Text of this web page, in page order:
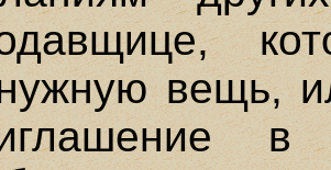
вещь,
в